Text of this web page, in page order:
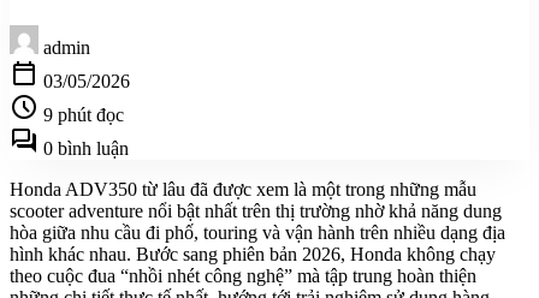
admin
calendar_today 03/05/2026
schedule 9 phút đọc
forum 0 bình luận
Honda ADV350 từ lâu đã được xem là một trong những mẫu
scooter adventure nổi bật nhất trên thị trường nhờ khả năng dung
hòa giữa nhu cầu đi phố, touring và vận hành trên nhiều dạng địa
hình khác nhau. Bước sang phiên bản 2026, Honda không chạy
theo cuộc đua “nhồi nhét công nghệ” mà tập trung hoàn thiện